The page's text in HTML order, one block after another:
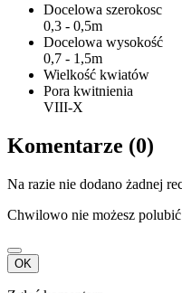
Docelowa szerokosc
0,3 - 0,5m
Docelowa wysokość
0,7 - 1,5m
Wielkość kwiatów
Pora kwitnienia
VIII-X
Komentarze (0)
Na razie nie dodano żadnej
Chwilowo nie możesz
OK